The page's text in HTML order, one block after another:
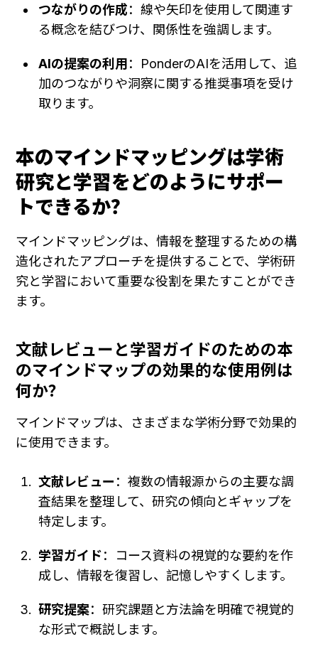
つながりの作成：線や矢印を使用して関連す
る概念を結びつけ、関係性を強調します。
AIの提案の利用：PonderのAIを活用して、追
加のつながりや洞察に関する推奨事項を受け
取ります。
本のマインドマッピングは学術
研究と学習をどのようにサポー
トできるか？
マインドマッピングは、情報を整理するための構
造化されたアプローチを提供することで、学術研
究と学習において重要な役割を果たすことができ
ます。
文献レビューと学習ガイドのための本
のマインドマップの効果的な使用例は
何か？
マインドマップは、さまざまな学術分野で効果的
に使用できます。
文献レビュー ：複数の情報源からの主要な調
査結果を整理して、研究の傾向とギャップを
特定します。
学習ガイド：コース資料の視覚的な要約を作
成し、情報を復習し、記憶しやすくします。
研究提案：研究課題と方法論を明確で視覚的
な形式で概説します。